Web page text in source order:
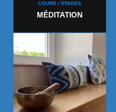
COURS / STAGES
MÉDITATION